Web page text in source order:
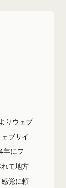
りウェブ
ブサイ
年にフ
て地方
覚に頼